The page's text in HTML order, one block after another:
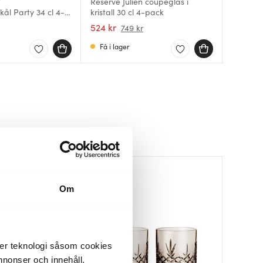
Om
teknologi såsom cookies
och innehåll,
Party 34 cl 4-
kristall 30 cl 4-pack
524 kr 749 kr
Få i lager